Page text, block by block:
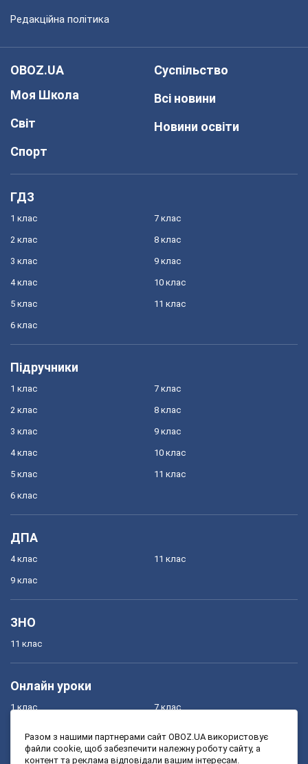
Редакційна політика
OBOZ.UA
Моя Школа
Світ
Спорт
Суспільство
Всі новини
Новини освіти
ГДЗ
1 клас
2 клас
3 клас
4 клас
5 клас
6 клас
7 клас
8 клас
9 клас
10 клас
11 клас
Підручники
1 клас
2 клас
3 клас
4 клас
5 клас
6 клас
7 клас
8 клас
9 клас
10 клас
11 клас
ДПА
4 клас
9 клас
11 клас
ЗНО
11 клас
Онлайн уроки
1 клас
3 клас
7 клас
9 клас
Разом з нашими партнерами сайт OBOZ.UA використовує
файли cookie, щоб забезпечити належну роботу сайту, а
контент та реклама відповідали вашим інтересам.